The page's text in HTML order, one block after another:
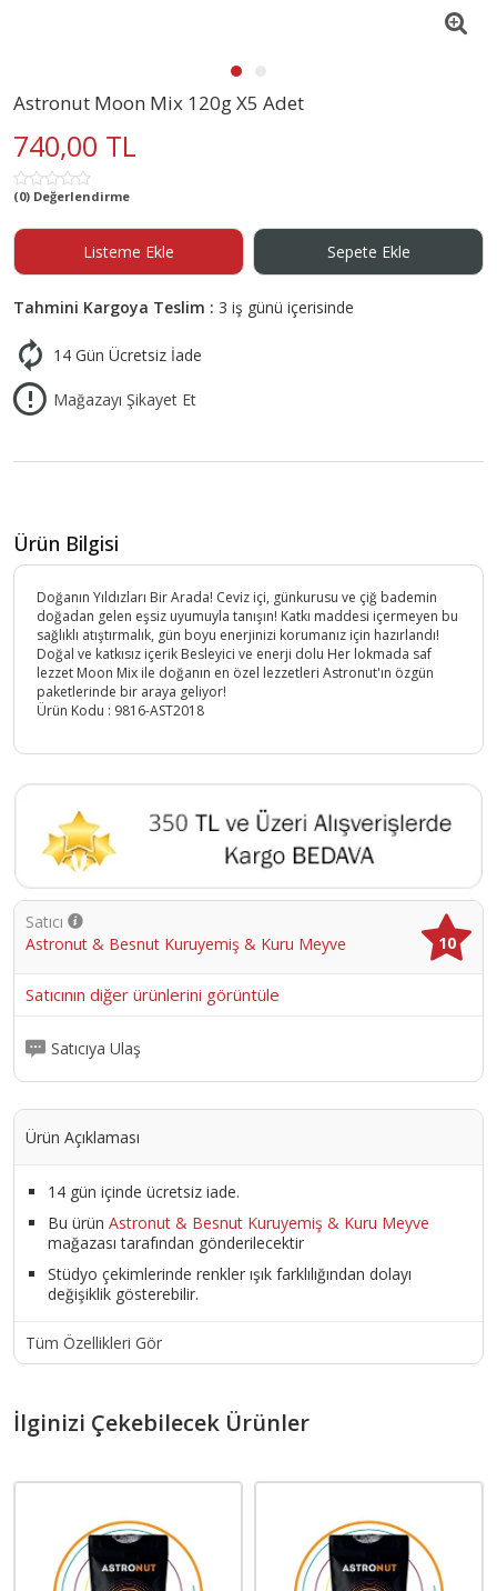
Astronut Moon Mix 120g X5 Adet
740,00 TL
(0) Değerlendirme
Listeme Ekle Sepete Ekle
Tahmini Kargoya Teslim : 3 iş günü içerisinde
14 Gün Ücretsiz İade
Mağazayı Şikayet Et
Ürün Bilgisi
Doğanın Yıldızları Bir Arada! Ceviz içi, günkurusu ve çiğ bademin
doğadan gelen eşsiz uyumuyla tanışın! Katkı maddesi içermeyen bu
sağlıklı atıştırmalık, gün boyu enerjinizi korumanız için hazırlandı!
Doğal ve katkısız içerik Besleyici ve enerji dolu Her lokmada saf
lezzet Moon Mix ile doğanın en özel lezzetleri Astronut'ın özgün
paketlerinde bir araya geliyor!
Ürün Kodu : 9816-AST2018
Satıcı
Astronut & Besnut Kuruyemiş & Kuru Meyve
10
Satıcının diğer ürünlerini görüntüle
Satıcıya Ulaş
Ürün Açıklaması
14 gün içinde ücretsiz iade.
Bu ürün Astronut & Besnut Kuruyemiş & Kuru Meyve
mağazası tarafından gönderilecektir
Stüdyo çekimlerinde renkler ışık farklılığından dolayı
değişiklik gösterebilir.
Tüm Özellikleri Gör
İlginizi Çekebilecek Ürünler